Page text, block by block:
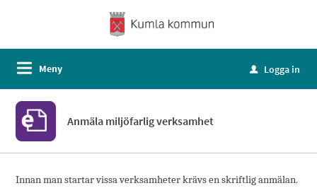
Meny u Logga in
Anmäla miljöfarlig verksamhet
Innan man startar vissa verksamheter krävs en skriftlig anmälan.